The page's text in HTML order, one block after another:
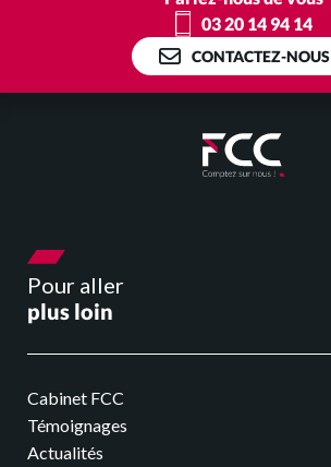
J’ai une association/CSE
E-solutions
Nos outils connectés
Actualités
Nos événements
03 20 14 94 14
CONTACTEZ-NOUS
Pour aller
plus loin
Cabinet FCC
Témoignages
Actualités